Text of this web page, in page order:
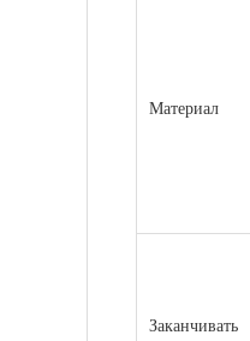
Материал
Заканчивать